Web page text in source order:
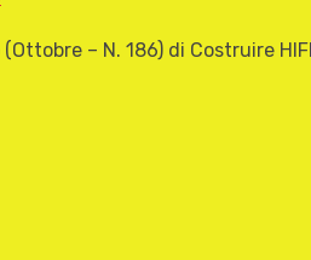
– N. 186) di Costruire